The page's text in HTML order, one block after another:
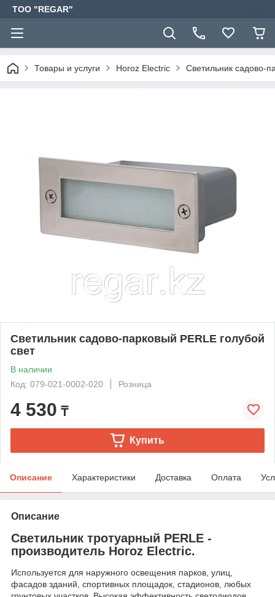
TOO "REGAR"
Товары и услуги Horoz Electric Светильник садово-
Светильник садово-парковый PERLE голубой
свет
В наличии
Код: 079-021-0002-020
Розница
4 530 ₸
Купить
Описание Характеристики Доставка Оплата
Описание
Светильник тротуарный PERLE -
производитель Horoz Electric.
Используется для наружного освещения парков, улиц,
фасадов зданий, спортивных площадок, стадионов, любых